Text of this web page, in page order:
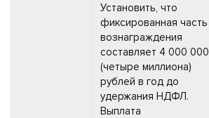
Установить, что
фиксированная часть
вознаграждения
составляет 4 000 000
(четыре миллиона)
рублей в год до
удержания НДФЛ.
Выплата